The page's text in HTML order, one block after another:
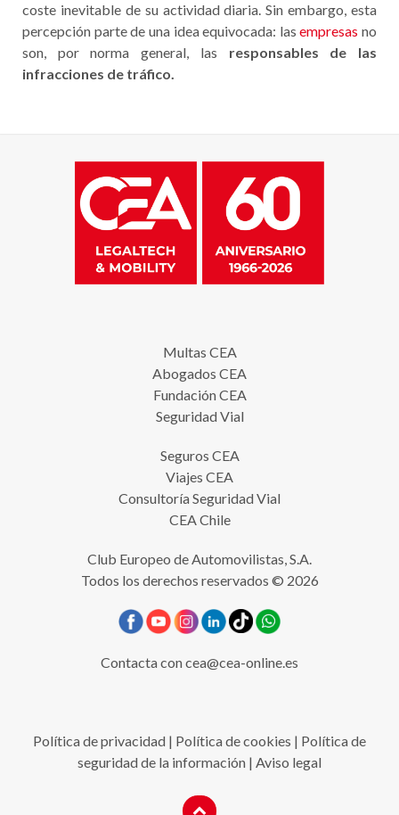
coste inevitable de su actividad diaria. Sin embargo, esta
percepción parte de una idea equivocada: lasempresas no
son, por norma general, las responsables de las
infracciones de tráfico.
Multas CEA
Abogados CEA
Fundación CEA
Seguridad Vial
Seguros CEA
Viajes CEA
Consultoría Seguridad Vial
CEA Chile
Club Europeo de Automovilistas, S.A.
Todos los derechos reservados © 2026
Contacta concea@cea-online.es
Política de privacidad | Política de cookies | Política de
seguridad de la información | Aviso legal